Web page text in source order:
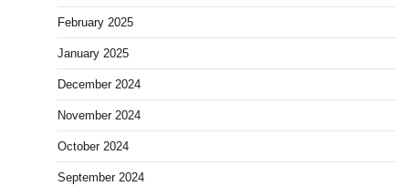
February 2025
January 2025
December 2024
November 2024
October 2024
September 2024